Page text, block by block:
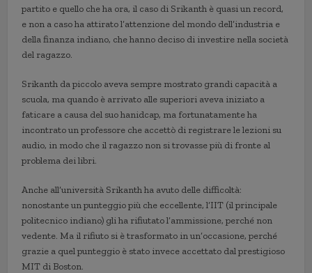
partito e quello che ha ora, il caso di Srikanth è quasi un record,
e non a caso ha attirato l’attenzione del mondo dell’industria e
della finanza indiano, che hanno deciso di investire nella società
del ragazzo.
Srikanth da piccolo aveva sempre mostrato grandi capacità a
scuola, ma quando è arrivato alle superiori aveva iniziato a
faticare a causa del suo hanidcap, ma fortunatamente ha
incontrato un professore che accettò di registrare le lezioni su
audio, in modo che il ragazzo non si trovasse più di fronte al
problema dei libri.
Anche all’università Srikanth ha avuto delle difficoltà:
nonostante un punteggio più che eccellente, l’IIT (il principale
politecnico indiano) gli ha rifiutato l’ammissione, perché non
vedente. Ma il rifiuto si è trasformato in un’occasione, perché
grazie a quel punteggio è stato invece accettato dal prestigioso
MIT di Boston.